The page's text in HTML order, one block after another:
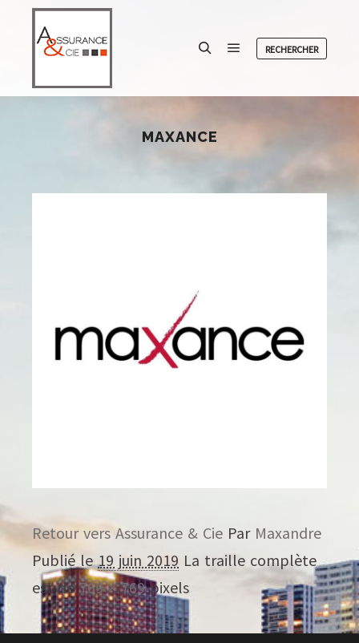
RECHERCHER
MAXANCE
Retour vers Assurance & Cie Par Maxandre
Publié le19 juin 2019 La traille complète
est de769 × 769pixels